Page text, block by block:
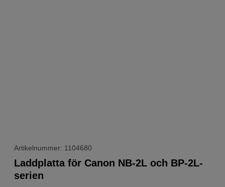
Artikelnummer: 1104680
Laddplatta för Canon NB-2L och BP-2L-
serien